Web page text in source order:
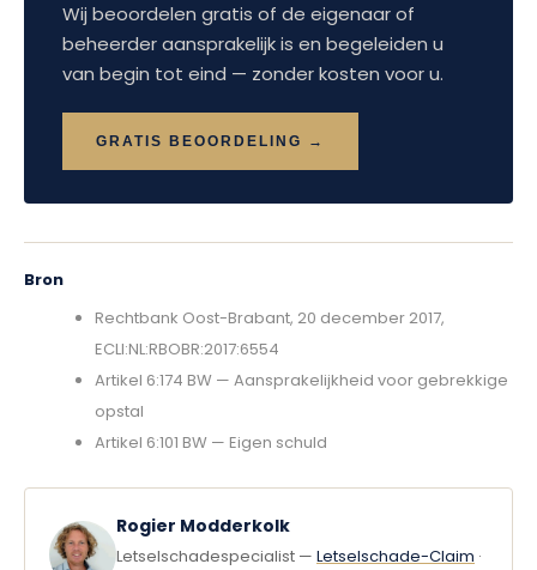
Wij beoordelen gratis of de eigenaar of
beheerder aansprakelijk is en begeleiden u
van begin tot eind — zonder kosten voor u.
GRATIS BEOORDELING →
Bron
Rechtbank Oost-Brabant, 20 december 2017,
ECLI:NL:RBOBR:2017:6554
Artikel 6:174 BW — Aansprakelijkheid voor gebrekkige
opstal
Artikel 6:101 BW — Eigen schuld
Rogier Modderkolk
Letselschadespecialist — Letselschade-Claim ·